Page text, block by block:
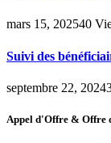
mars 15, 202540
Suivi des
septembre 22, 2024
Appel d'Offre & Offre